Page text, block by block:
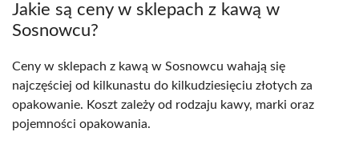
Jakie są ceny w sklepach z kawą w
Sosnowcu?
Ceny w sklepach z kawą w Sosnowcu wahają się
najczęściej od kilkunastu do kilkudziesięciu złotych za
opakowanie. Koszt zależy od rodzaju kawy, marki oraz
pojemności opakowania.